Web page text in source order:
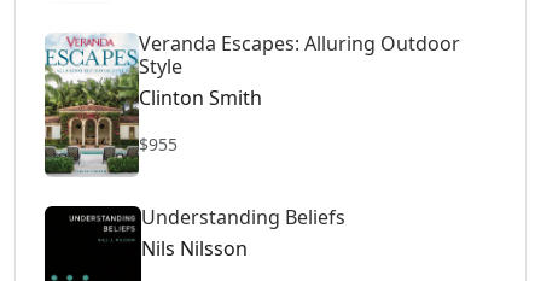
Veranda Escapes: Alluring Outdoor
Style
Clinton Smith
$955
Understanding Beliefs
Nils Nilsson